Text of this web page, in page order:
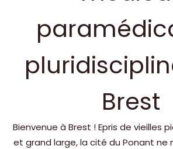
Brest
Bienvenue à Brest ! Epris de vieilles
et grand large, la cité du Ponant ne